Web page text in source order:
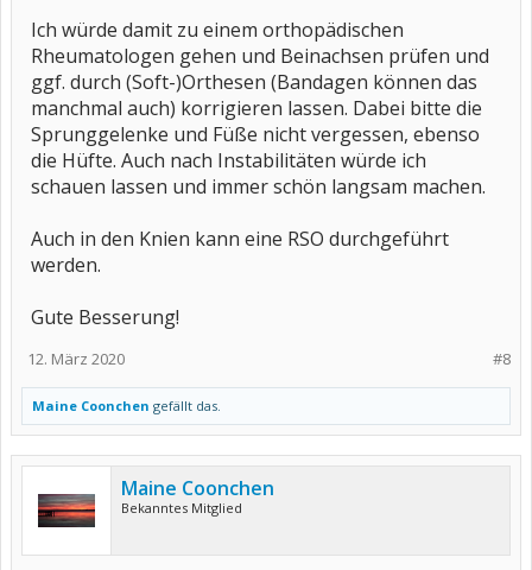
Ich würde damit zu einem orthopädischen
Rheumatologen gehen und Beinachsen prüfen und
ggf. durch (Soft-)Orthesen (Bandagen können das
manchmal auch) korrigieren lassen. Dabei bitte die
Sprunggelenke und Füße nicht vergessen, ebenso
die Hüfte. Auch nach Instabilitäten würde ich
schauen lassen und immer schön langsam machen.
Auch in den Knien kann eine RSO durchgeführt
werden.
Gute Besserung!
#8
12. März 2020
Maine Coonchen gefällt das.
Maine Coonchen
Bekanntes Mitglied